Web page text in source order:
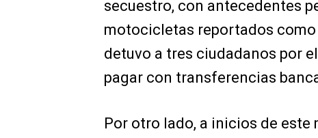
secuestro, con antecedentes
motocicletas reportados
detuvo a tres ciudadanos por
pagar con transferencias
Por otro lado, a inicios de